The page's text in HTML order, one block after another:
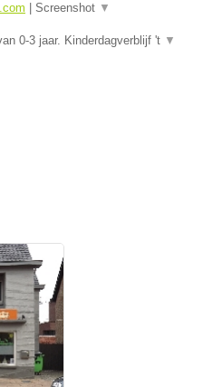
Screenshot ▼
0-3 jaar. Kinderdagverblijf 't ▼